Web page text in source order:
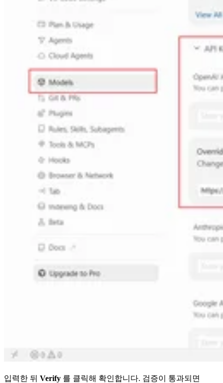
입력한 뒤 Verify 를 클릭해 확인합니다. 검증이 통과되면